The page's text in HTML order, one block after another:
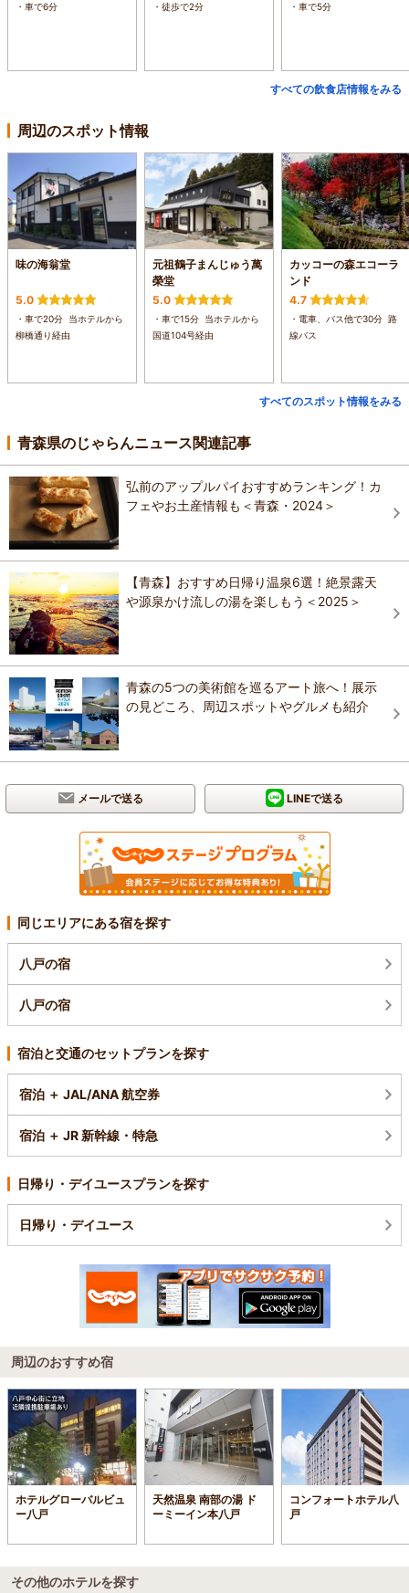
・車で6分 ・徒歩で2分 ・車で5分
すべての飲食店情報をみる
周辺のスポット情報
味の海翁堂
5.0
・車で20分 当ホテルから
柳橋通り経由
元祖鶴子まんじゅう萬
榮堂
5.0
・車で15分 当ホテルから
国道104号経由
カッコーの森エコーラ
ンド
4.7
・電車、バス他で30分 路
線バス
すべてのスポット情報をみる
青森県のじゃらんニュース関連記事
弘前のアップルパイおすすめランキング！カ
フェやお土産情報も＜青森・2024＞
【青森】おすすめ日帰り温泉6選！絶景露天
や源泉かけ流しの湯を楽しもう＜2025＞
青森の5つの美術館を巡るアート旅へ！展示
の見どころ、周辺スポットやグルメも紹介
メールで送る LINEで送る
同じエリアにある宿を探す
八戸の宿
八戸の宿
宿泊と交通のセットプランを探す
宿泊 ＋ JAL/ANA 航空券
宿泊 ＋ JR 新幹線・特急
日帰り・デイユースプランを探す
日帰り・デイユース
周辺のおすすめ宿
ホテルグローバルビュ
ー八戸
天然温泉 南部の湯 ド
ーミーイン本八戸
コンフォートホテル八
戸
その他のホテルを探す